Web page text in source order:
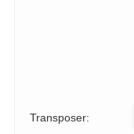
Transposer: